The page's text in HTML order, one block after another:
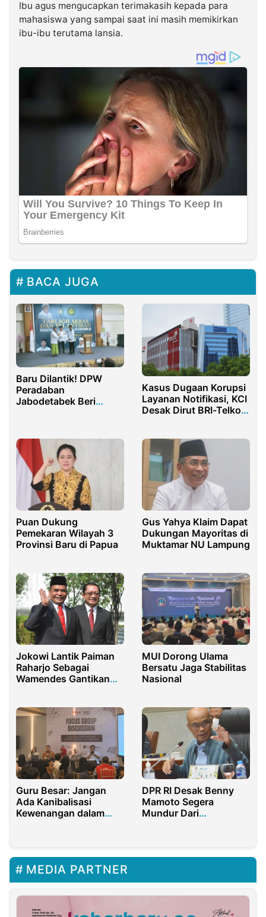
Ibu agus mengucapkan terimakasih kepada para
mahasiswa yang sampai saat ini masih memikirkan
ibu-ibu terutama lansia.
BACA JUGA
Baru Dilantik! DPW
Peradaban
Jabodetabek Beri
Kasus Dugaan Korupsi
Layanan Notifikasi, KCI
Desak Dirut BRI-Telkom
Puan Dukung
Pemekaran Wilayah 3
Provinsi Baru di Papua
Gus Yahya Klaim Dapat
Dukungan Mayoritas di
Muktamar NU Lampung
Jokowi Lantik Paiman
Raharjo Sebagai
Wamendes Gantikan
MUI Dorong Ulama
Bersatu Jaga Stabilitas
Nasional
Guru Besar: Jangan
Ada Kanibalisasi
Kewenangan dalam
DPR RI Desak Benny
Mamoto Segera
Mundur Dari
MEDIA PARTNER